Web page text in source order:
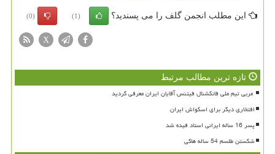
این مطلب انجمن گلف را می پسندید؟ (1)
(0)
X
تازه ترین مطالب مرتبط
افتخاری دیگر برای اسکواش ایران
پسر 16 ساله ایرانی استاد فیده شد
شکستن طلسم 54 ساله هاکی